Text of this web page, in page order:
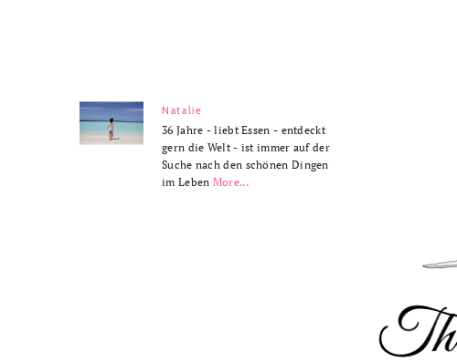
Natalie
36 Jahre - liebt Essen - entdeckt
gern die Welt - ist immer auf der
Suche nach den schönen Dingen
im Leben More...